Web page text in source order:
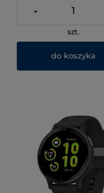
-
szt.
do koszyka